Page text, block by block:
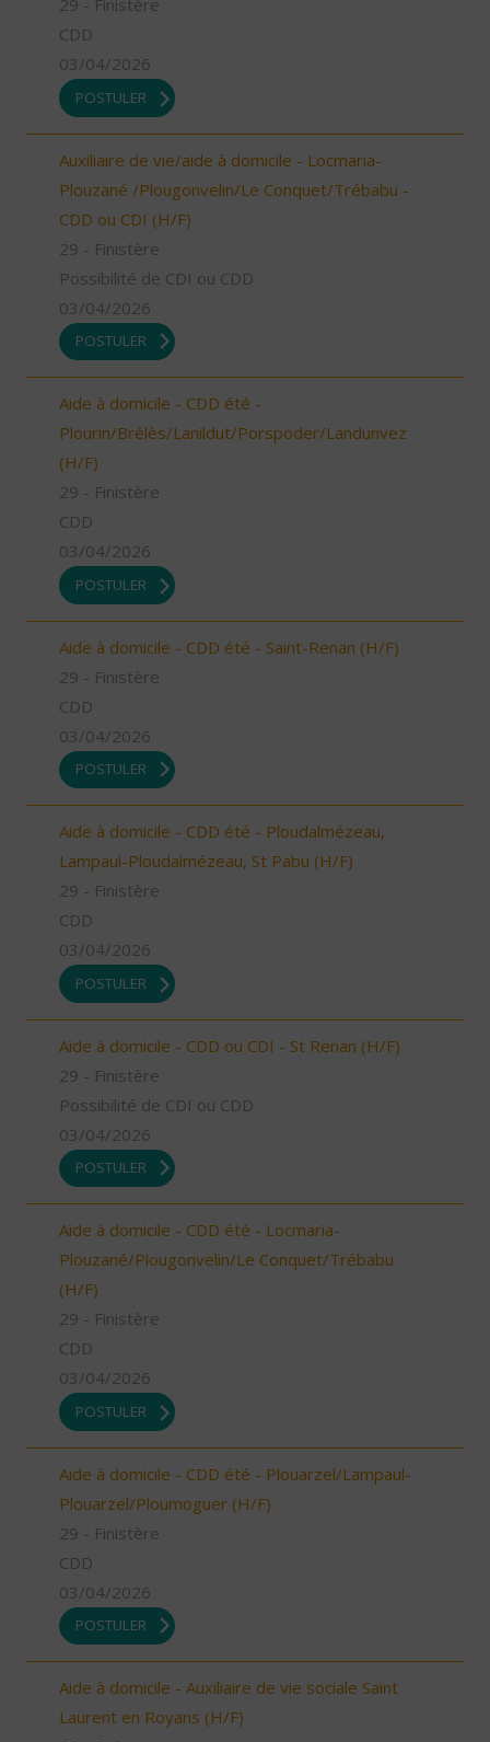
29 - Finistère
CDD
03/04/2026
POSTULER
Auxiliaire de vie/aide à domicile - Locmaria-
Plouzané /Plougonvelin/Le Conquet/Trébabu -
CDD ou CDI (H/F)
29 - Finistère
Possibilité de CDI ou CDD
03/04/2026
POSTULER
Aide à domicile - CDD été -
Plourin/Brélès/Lanildut/Porspoder/Landunvez
(H/F)
29 - Finistère
CDD
03/04/2026
POSTULER
Aide à domicile - CDD été - Saint-Renan (H/F)
29 - Finistère
CDD
03/04/2026
POSTULER
Aide à domicile - CDD été - Ploudalmézeau,
Lampaul-Ploudalmézeau, St Pabu (H/F)
29 - Finistère
CDD
03/04/2026
POSTULER
Aide à domicile - CDD ou CDI - St Renan (H/F)
29 - Finistère
Possibilité de CDI ou CDD
03/04/2026
POSTULER
Aide à domicile - CDD été - Locmaria-
Plouzané/Plougonvelin/Le Conquet/Trébabu
(H/F)
29 - Finistère
CDD
03/04/2026
POSTULER
Aide à domicile - CDD été - Plouarzel/Lampaul-
Plouarzel/Ploumoguer (H/F)
29 - Finistère
CDD
03/04/2026
POSTULER
Aide à domicile - Auxiliaire de vie sociale Saint
Laurent en Royans (H/F)